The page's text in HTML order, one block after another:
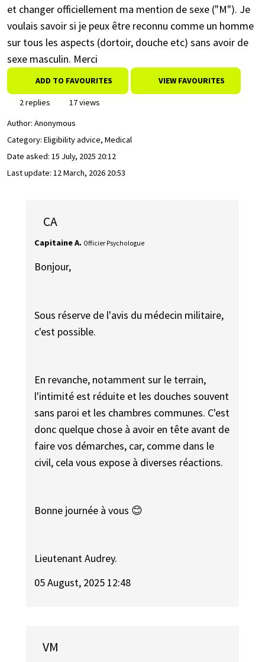
et changer officiellement ma mention de sexe ("M"). Je
voulais savoir si je peux être reconnu comme un homme
sur tous les aspects (dortoir, douche etc) sans avoir de
sexe masculin. Merci
ADD TO FAVOURITES VIEW FAVOURITES
2 replies
17 views
Author: Anonymous
Category: Eligibility advice, Medical
Date asked: 15 July, 2025 20:12
Last update: 12 March, 2026 20:53
CA
Capitaine A. Officier Psychologue
Bonjour,
Sous réserve de l'avis du médecin militaire,
c'est possible.
En revanche, notamment sur le terrain,
l'intimité est réduite et les douches souvent
sans paroi et les chambres communes. C'est
donc quelque chose à avoir en tête avant de
faire vos démarches, car, comme dans le
civil, cela vous expose à diverses réactions.
Bonne journée à vous 😊
Lieutenant Audrey.
05 August, 2025 12:48
VM